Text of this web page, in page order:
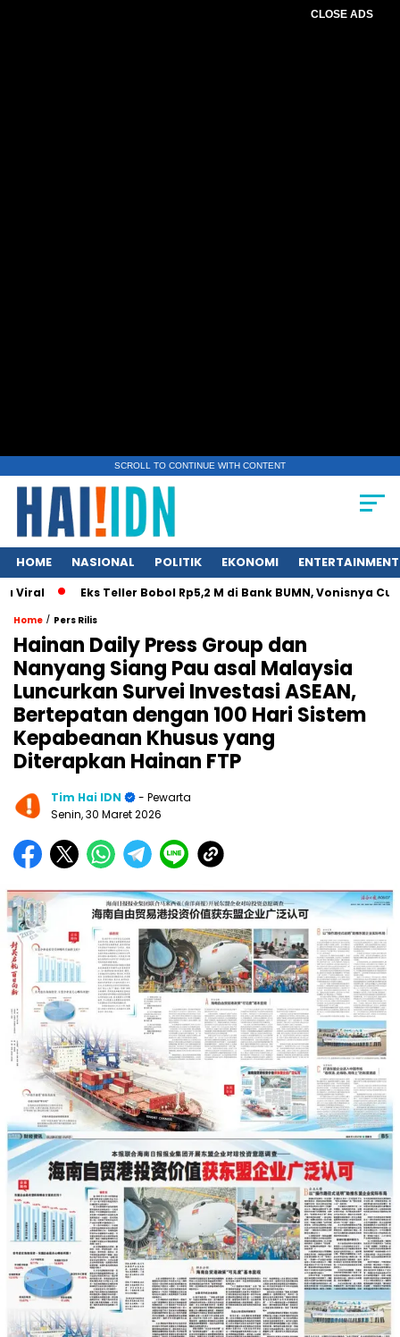
CLOSE ADS
SCROLL TO CONTINUE WITH CONTENT
HOME NASIONAL POLITIK EKONOMI ENTERTAINMENT
Eks Teller Bobol Rp5,2 M di Bank BUMN, Vonisnya Cuma 4,5
Home / Pers Rilis
Hainan Daily Press Group dan
Nanyang Siang Pau asal Malaysia
Luncurkan Survei Investasi ASEAN,
Bertepatan dengan 100 Hari Sistem
Kepabeanan Khusus yang
Diterapkan Hainan FTP
Tim Hai IDN
- Pewarta
Senin, 30 Maret 2026